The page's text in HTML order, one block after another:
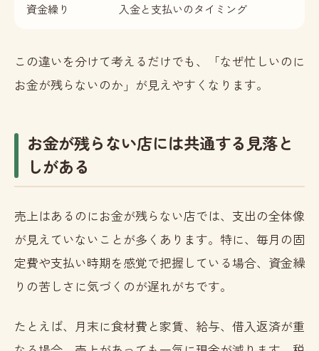
資金繰り 入金と支払いのタイミング
この違いを分けて考えるだけでも、「なぜ忙しいのに
お金が残らないのか」が見えやすくなります。
お金が残らない店には共通する見落と
しがある
売上はあるのにお金が残らない店では、支出の全体像
が見えていないことが多くあります。特に、毎月の固
定費や支払い時期を感覚で把握している場合、資金繰
りの苦しさに気づくのが遅れがちです。
たとえば、月末に食材費と家賃、給与、借入返済が重